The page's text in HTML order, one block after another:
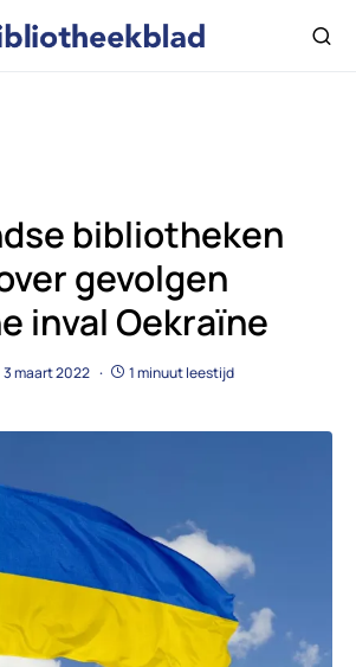
bibliotheken
gevolgen
inval Oekraïne
3 maart 2022 1 minuut leestijd